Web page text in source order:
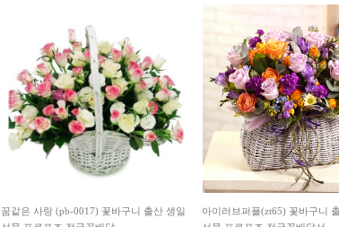
꿈같은 사랑 (pb-0017) 꽃바구니 출산 생일
아이러브퍼플(zt65) 꽃바구니